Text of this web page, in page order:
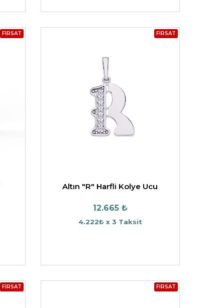
FIRSAT FIRSAT
Altın "R" Harfli Kolye Ucu
12.665 ₺
4.222₺ x 3 Taksit
FIRSAT FIRSAT